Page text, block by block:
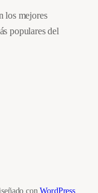
los mejores
populares del
conWordPress